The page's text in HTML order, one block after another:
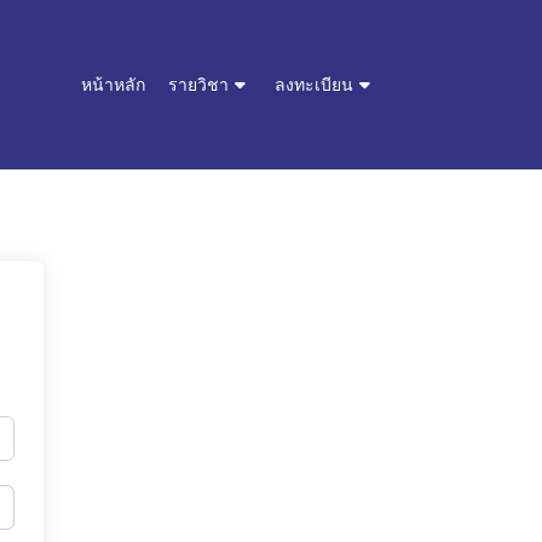
หน้าหลัก รายวิชา ลงทะเบียน